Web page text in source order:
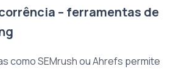
– ferramentas de
comoSEMrushouAhrefs permite